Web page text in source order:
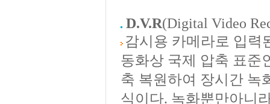
D.V.R(Digital Video
감시용 카메라로 입력
동화상 국제 압축 표준
축 복원하여 장시간 녹
식이다. 녹화뿐만아니